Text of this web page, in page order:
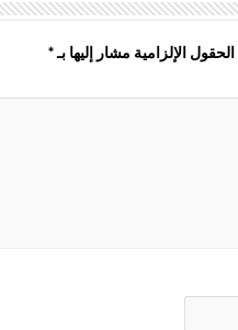
الحقول الإلزامية مشار إليها بـ*